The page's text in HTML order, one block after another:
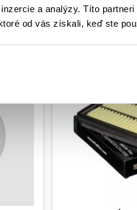
a analýzy. Títo
od vás získali, keď ste